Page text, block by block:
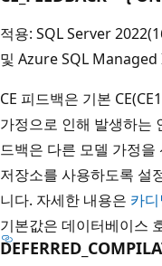
적용: SQL Server
및 Azure SQL
CE 피드백은 기본
가정으로 인해 발생하는
드백은 다른 모델 가정
저장소를 사용하도록 설
니다. 자세한 내용은 카
기본값은 데이터베이스